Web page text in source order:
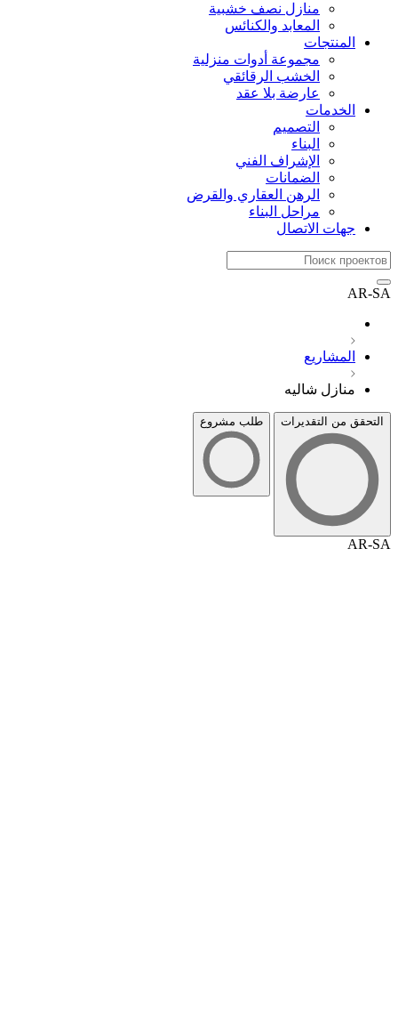
منازل نصف خشبية
المعابد والكنائس
المنتجات
مجموعة أدوات منزلية
الخشب الرقائقي
عارضة بلا عقد
الخدمات
التصميم
البناء
الإشراف الفني
الضمانات
الرهن العقاري والقرض
مراحل البناء
جهات الاتصال
AR-SA
المشاريع
منازل شاليه
التحقق من التقديرات طلب مشروع
AR-SA